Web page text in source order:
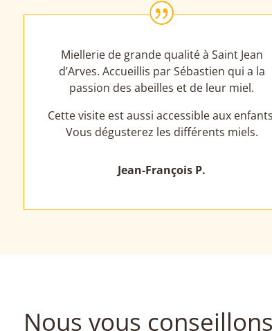
|
Miellerie de grande qualité à Saint Jean
d’Arves. Accueillis par Sébastien qui a la
passion des abeilles et de leur miel.
Cette visite est aussi accessible aux
Vous dégusterez les différents miels.
Jean-François P.
Nous vous